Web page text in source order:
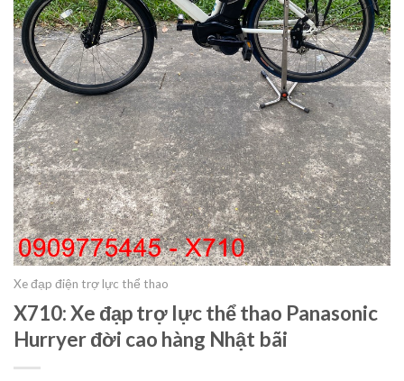
Xe đạp điện trợ lực thể thao
X710: Xe đạp trợ lực thể thao Panasonic
Hurryer đời cao hàng Nhật bãi